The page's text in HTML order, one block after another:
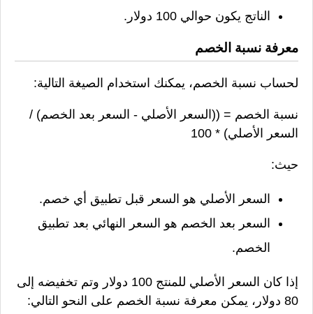
الناتج يكون حوالي 100 دولار.
معرفة نسبة الخصم
لحساب نسبة الخصم، يمكنك استخدام الصيغة التالية:
نسبة الخصم = ((السعر الأصلي - السعر بعد الخصم) /
السعر الأصلي) * 100
حيث:
السعر الأصلي هو السعر قبل تطبيق أي خصم.
السعر بعد الخصم هو السعر النهائي بعد تطبيق
الخصم.
إذا كان السعر الأصلي للمنتج 100 دولار وتم تخفيضه إلى
80 دولار، يمكن معرفة نسبة الخصم على النحو التالي: